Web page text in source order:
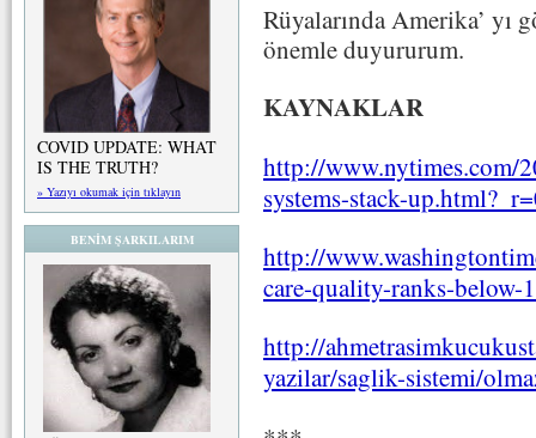
COVID UPDATE: WHAT
IS THE TRUTH?
» Yazıyı okumak için tıklayın
BENİM ŞARKILARIM
Rüyalarında Amerika’ yı
önemle duyururum.
KAYNAKLAR
http://www.nytimes.com/
systems-stack-
http://
care-quality-ranks-below-
http://
yazilar/saglik-sistemi/